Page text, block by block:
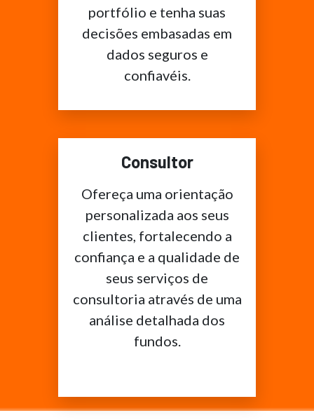
portfólio e tenha suas
decisões embasadas em
dados seguros e
confiavéis.
Consultor
Ofereça uma orientação
personalizada aos seus
clientes, fortalecendo a
confiança e a qualidade de
seus serviços de
consultoria através de uma
análise detalhada dos
fundos.